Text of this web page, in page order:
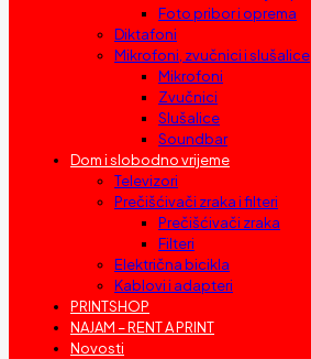
Foto pribor i oprema
Diktafoni
Mikrofoni, zvučnici i slušalice
Mikrofoni
Zvučnici
Slušalice
Soundbar
Dom i slobodno vrijeme
Televizori
Prečišćivači zraka i filteri
Prečišćivači zraka
Filteri
Električna bicikla
Kablovi i adapteri
PRINTSHOP
NAJAM – RENT A PRINT
Novosti